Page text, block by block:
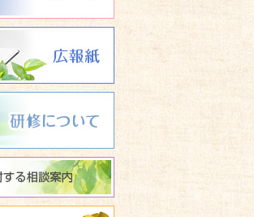
サービスに関する相談
養楽福祉会 後援会